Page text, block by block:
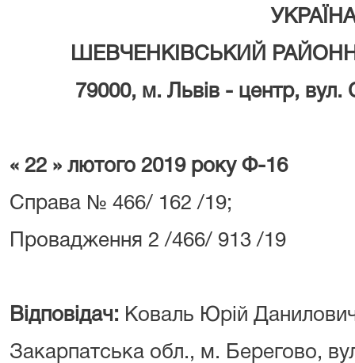
ШЕВЧЕНКІВСЬКИЙ
79000, м. Львів - центр, вул.
« 22 » лютого 2019 року Ф-16
Справа № 466/ 162 /19;
Провадження 2 /466/ 913 /19
Відповідач: Коваль Юрій
Закарпатська обл., м. Берегово,